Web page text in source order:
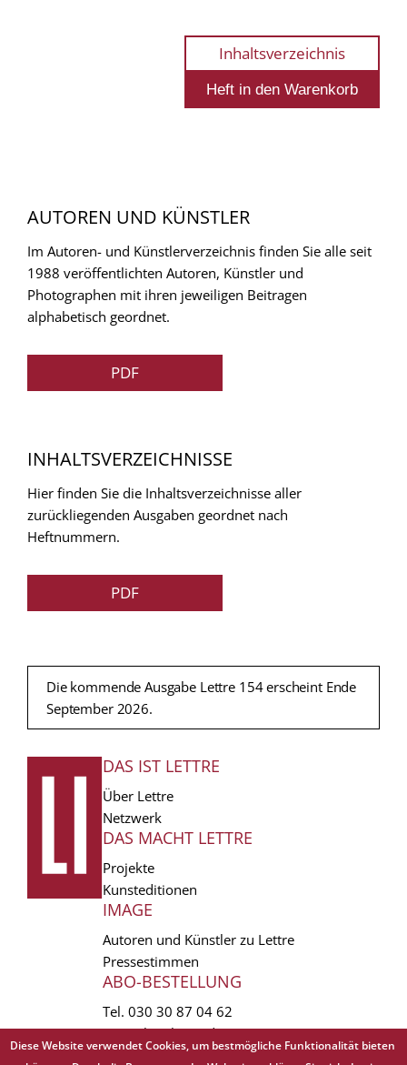
Inhaltsverzeichnis
AUTOREN UND KÜNSTLER
Im Autoren- und Künstlerverzeichnis finden Sie alle seit
1988 veröffentlichten Autoren, Künstler und
Photographen mit ihren jeweiligen Beitragen
alphabetisch geordnet.
PDF
INHALTSVERZEICHNISSE
Hier finden Sie die Inhaltsverzeichnisse aller
zurückliegenden Ausgaben geordnet nach
Heftnummern.
PDF
Die kommende Ausgabe Lettre 154 erscheint Ende
September 2026.
FUSSZEILE
DAS IST LETTRE
Über Lettre
Netzwerk
DAS MACHT LETTRE
Projekte
Kunsteditionen
IMAGE
Autoren und Künstler zu Lettre
Pressestimmen
ABO-BESTELLUNG
Tel. 030 30 87 04 62
vertrieb(at)lettre.de
Diese Website verwendet Cookies, um bestmögliche Funktionalität bieten